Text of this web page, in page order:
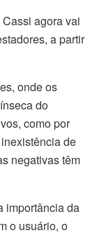
agora vai
a partir
onde os
do
como por
de
negativas têm
importância da
o usuário, o